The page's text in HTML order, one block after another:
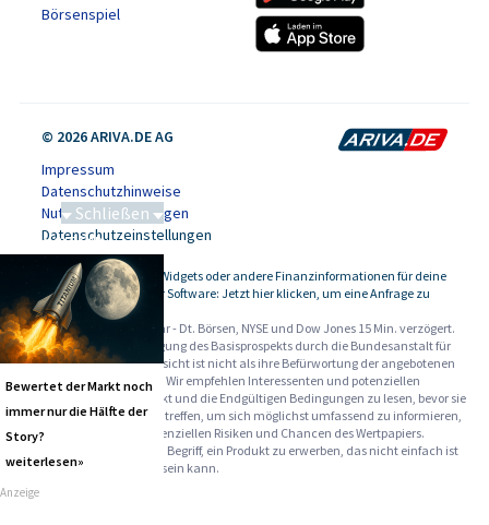
Börsenspiel
© 2026 ARIVA.DE AG
Impressum
Datenschutzhinweise
Nutzungsbedingungen
Datenschutzeinstellungen
-
Kursdaten, Widgets oder andere Finanzinformationen für deine
Website oder Software: Jetzt hier klicken, um eine Anfrage zu
stellen.
Alle Angaben ohne Gewähr - Dt. Börsen, NYSE und Dow Jones 15 Min. verzögert.
Werbehinweise:
Die Billigung des Basisprospekts durch die Bundesanstalt für
Finanzdienstleistungsaufsicht ist nicht als ihre Befürwortung der angebotenen
Wertpapiere zu verstehen. Wir empfehlen Interessenten und potenziellen
Anlegern den Basisprospekt und die Endgültigen Bedingungen zu lesen, bevor sie
eine Anlageentscheidung treffen, um sich möglichst umfassend zu informieren,
insbesondere über die potenziellen Risiken und Chancen des Wertpapiers.
Warnhinweise: Sie sind im Begriff, ein Produkt zu erwerben, das nicht einfach ist
und schwer zu verstehen sein kann.
Schließen
Saga bei 0,53 CAD
Bewertet der Markt noch
immer nur die Hälfte der
Story?
weiterlesen»
Anzeige